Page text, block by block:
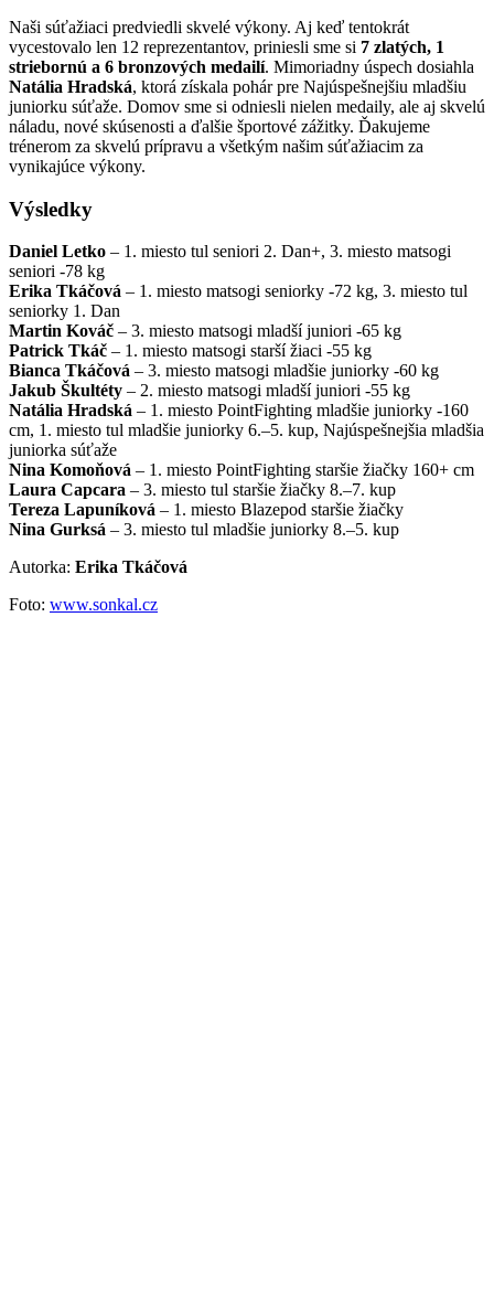
Naši súťažiaci predviedli skvelé výkony. Aj keď tentokrát
vycestovalo len 12 reprezentantov, priniesli sme si 7 zlatých, 1
striebornú a 6 bronzových medailí. Mimoriadny úspech dosiahla
Natália Hradská, ktorá získala pohár pre Najúspešnejšiu mladšiu
juniorku súťaže. Domov sme si odniesli nielen medaily, ale aj skvelú
náladu, nové skúsenosti a ďalšie športové zážitky. Ďakujeme
trénerom za skvelú prípravu a všetkým našim súťažiacim za
vynikajúce výkony.
Výsledky
Daniel Letko – 1. miesto tul seniori 2. Dan+, 3. miesto matsogi
seniori -78 kg
Erika Tkáčová – 1. miesto matsogi seniorky -72 kg, 3. miesto tul
seniorky 1. Dan
Martin Kováč – 3. miesto matsogi mladší juniori -65 kg
Patrick Tkáč – 1. miesto matsogi starší žiaci -55 kg
Bianca Tkáčová – 3. miesto matsogi mladšie juniorky -60 kg
Jakub Škultéty – 2. miesto matsogi mladší juniori -55 kg
Natália Hradská – 1. miesto PointFighting mladšie juniorky -160
cm, 1. miesto tul mladšie juniorky 6.–5. kup, Najúspešnejšia mladšia
juniorka súťaže
Nina Komoňová – 1. miesto PointFighting staršie žiačky 160+ cm
Laura Capcara – 3. miesto tul staršie žiačky 8.–7. kup
Tereza Lapuníková – 1. miesto Blazepod staršie žiačky
Nina Gurksá – 3. miesto tul mladšie juniorky 8.–5. kup
Autorka: Erika Tkáčová
Foto: www.sonkal.cz